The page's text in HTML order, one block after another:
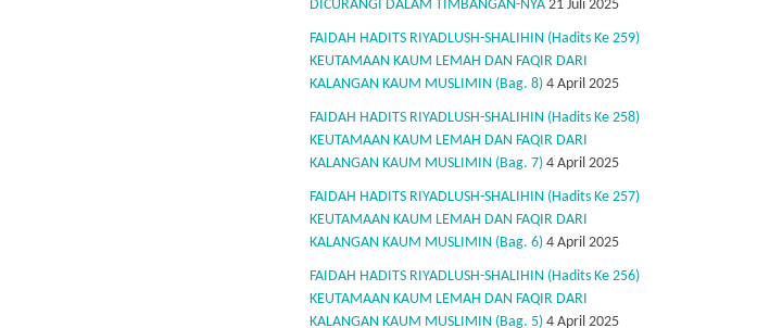
DICURANGI DALAM TIMBANGAN-NYA 21 Juli 2025
FAIDAH HADITS RIYADLUSH-SHALIHIN (Hadits Ke 259)
KEUTAMAAN KAUM LEMAH DAN FAQIR DARI
KALANGAN KAUM MUSLIMIN (Bag. 8) 4 April 2025
FAIDAH HADITS RIYADLUSH-SHALIHIN (Hadits Ke 258)
KEUTAMAAN KAUM LEMAH DAN FAQIR DARI
KALANGAN KAUM MUSLIMIN (Bag. 7) 4 April 2025
FAIDAH HADITS RIYADLUSH-SHALIHIN (Hadits Ke 257)
KEUTAMAAN KAUM LEMAH DAN FAQIR DARI
KALANGAN KAUM MUSLIMIN (Bag. 6) 4 April 2025
FAIDAH HADITS RIYADLUSH-SHALIHIN (Hadits Ke 256)
KEUTAMAAN KAUM LEMAH DAN FAQIR DARI
KALANGAN KAUM MUSLIMIN (Bag. 5) 4 April 2025